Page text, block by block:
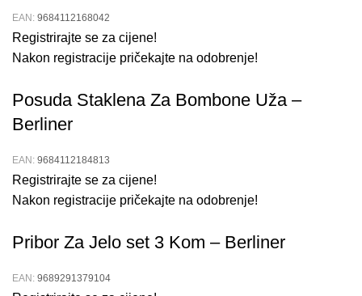
EAN: 9684112168042
Registrirajte se za cijene!
Nakon registracije pričekajte na odobrenje!
Posuda Staklena Za Bombone Uža –
Berliner
EAN: 9684112184813
Registrirajte se za cijene!
Nakon registracije pričekajte na odobrenje!
Pribor Za Jelo set 3 Kom – Berliner
EAN: 9689291379104